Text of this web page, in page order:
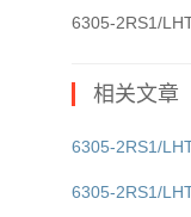
6305-2RS1/
相关文章
6305-2RS1/
6305-2RS1/